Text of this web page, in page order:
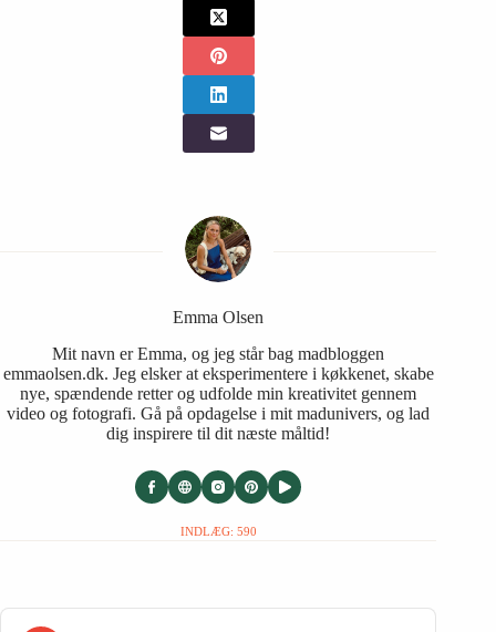
Emma Olsen
Mit navn er Emma, og jeg står bag madbloggen
emmaolsen.dk. Jeg elsker at eksperimentere i køkkenet, skabe
nye, spændende retter og udfolde min kreativitet gennem
video og fotografi. Gå på opdagelse i mit madunivers, og lad
dig inspirere til dit næste måltid!
INDLÆG: 590